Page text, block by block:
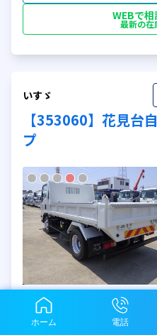
WEBで
最新の在
いすゞ
【353060】花見台
プ
年式 (2015)
サイズ
ホーム 電話